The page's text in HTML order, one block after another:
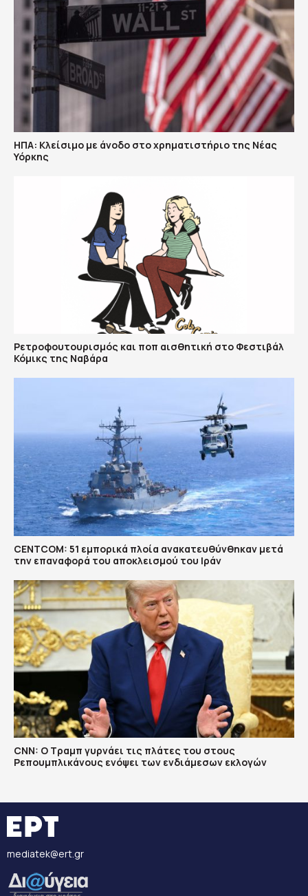
ΗΠΑ: Κλείσιμο με άνοδο στο χρηματιστήριο της Νέας
Υόρκης
Ρετροφουτουρισμός και ποπ αισθητική στο Φεστιβάλ
Κόμικς της Ναβάρα
CENTCOM: 51 εμπορικά πλοία ανακατευθύνθηκαν μετά
την επαναφορά του αποκλεισμού του Ιράν
CNN: Ο Τραμπ γυρνάει τις πλάτες του στους
Ρεπουμπλικάνους ενόψει των ενδιάμεσων εκλογών
mediatek@ert.gr